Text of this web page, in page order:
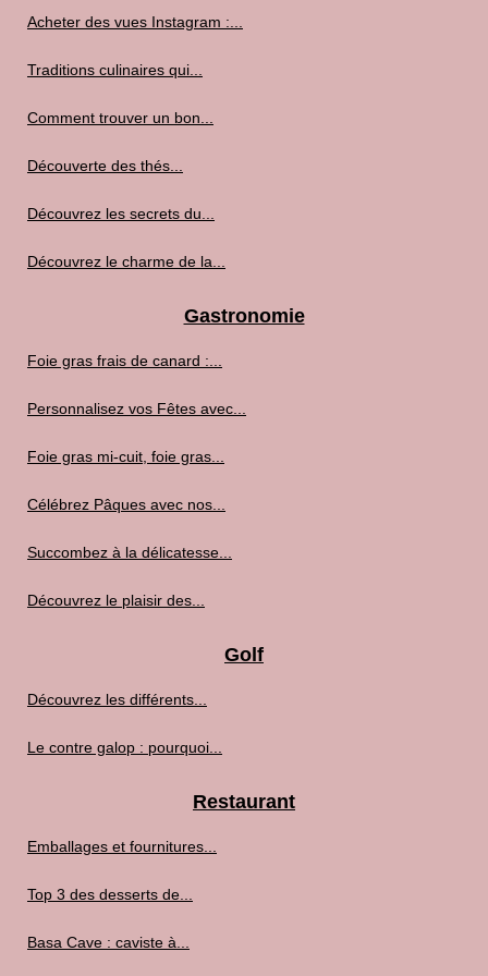
Acheter des vues Instagram :...
Traditions culinaires qui...
Comment trouver un bon...
Découverte des thés...
Découvrez les secrets du...
Découvrez le charme de la...
Gastronomie
Foie gras frais de canard :...
Personnalisez vos Fêtes avec...
Foie gras mi-cuit, foie gras...
Célébrez Pâques avec nos...
Succombez à la délicatesse...
Découvrez le plaisir des...
Golf
Découvrez les différents...
Le contre galop : pourquoi...
Restaurant
Emballages et fournitures...
Top 3 des desserts de...
Basa Cave : caviste à...